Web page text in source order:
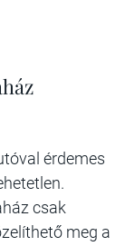
érdemes
csak
meg a